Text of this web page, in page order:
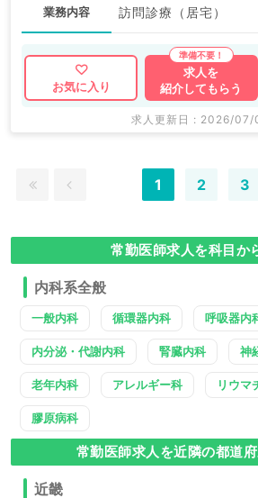
業務内容 訪問診療（居宅）
お気に入り
求人を
紹介してもらう
求人更新日 : 2026/07/
1 2 3
常勤医師求人を科目か
内科系全般
一般内科 循環器内科 呼吸器内
内分泌・代謝内科 腎臓内科 神
老年内科 アレルギー科 リウマ
膠原病科
常勤医師求人を近隣の都道
近畿